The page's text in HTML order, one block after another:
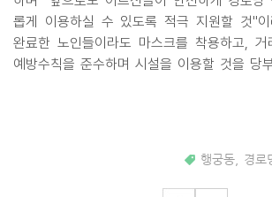
롭게 이용하실 수 있도록 적극 지원할 것"
완료한 노인들이라도 마스크를 착용하고,
예방수칙을 준수하며 시설을 이용할 것을 당
행궁동 경로